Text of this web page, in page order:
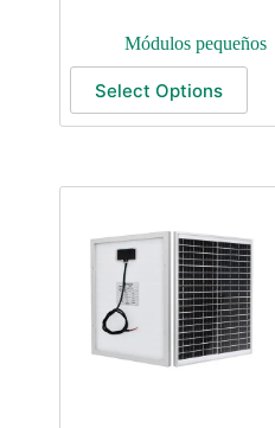
Módulos pequeños
Select Options